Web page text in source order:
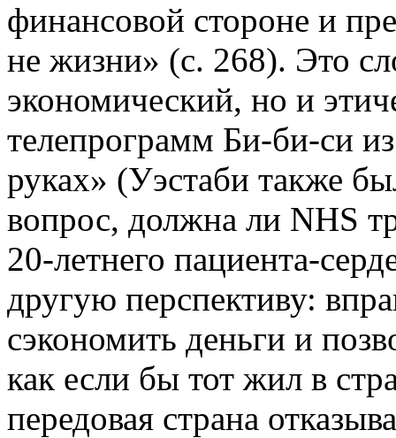
финансовой стороне и
не жизни» (с. 268). Это
экономический, но и
телепрограмм Би-би-си
руках» (Уэстаби также
вопрос, должна ли NHS
20-летнего пациента-
другую перспективу:
сэкономить деньги и
как если бы тот жил в
передовая страна